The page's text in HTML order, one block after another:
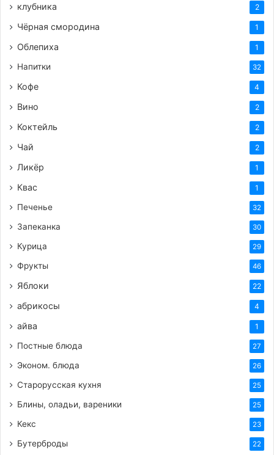
клубника 2
Чёрная смородина 1
Облепиха 1
Напитки 32
Кофе 4
Вино 2
Коктейль 2
Чай 2
Ликёр 1
Квас 1
Печенье 32
Запеканка 30
Курица 29
Фрукты 46
Яблоки 22
абрикосы 4
айва 1
Постные блюда 27
Эконом. блюда 26
Старорусская кухня 25
Блины, оладьи, вареники 25
Кекс 23
Бутерброды 22